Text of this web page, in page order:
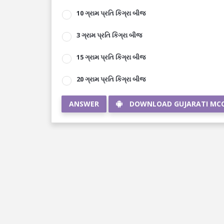
10 ગ્રામ પ્રતિ કિગ્રા બીજ
3 ગ્રામ પ્રતિ કિગ્રા બીજ
15 ગ્રામ પ્રતિ કિગ્રા બીજ
20 ગ્રામ પ્રતિ કિગ્રા બીજ
ANSWER DOWNLOAD GUJARATI